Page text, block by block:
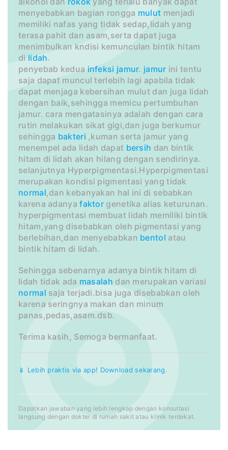
menyebabkan bagian rongga mulut menjadi
memiliki nafas yang tidak sedap,lidah yang
terasa pahit dan asam,serta dapat juga
menimbulkan kndisi kemunculan bintik hitam
di lidah.
penyebab kedua infeksi jamur. jamur ini tentu
saja dapat muncul terlebih lagi apabila tidak
dapat menjaga kebersihan mulut dan juga lidah
dengan baik,sehingga memicu pertumbuhan
jamur. cara mengatasinya adalah dengan cara
rutin melakukan sikat gigi,dan juga berkumur
sehingga bakteri ,kuman serta jamur yang
menempel ada lidah dapat bersih dan bintik
hitam di lidah akan hilang dengan sendirinya.
selanjutnya Hyperpigmentasi.Hyperpigmentasi
merupakan kondisi pigmentasi yang tidak
normal,dan kebanyakan hal ini di sebabkan
karena adanyafaktor genetika alias keturunan.
hyperpigmentasi membuat lidah memiliki bintik
hitam,yang disebabkan oleh pigmentasi yang
berlebihan,dan menyebabkan bentol atau
bintik hitam di lidah.
Sehingga sebenarnya adanya bintik hitam di
lidah tidak ada masalah dan merupakan variasi
normal saja terjadi.bisa juga disebabkan oleh
karena seringnya makan dan minum
panas,pedas,asam.dsb.
Terima kasih, Semoga bermanfaat.
📱 Lebih praktis via app! Download sekarang.
Dapatkan jawaban yang lebih lengkap dengan konsultasi
langsung dengan dokter di rumah sakit atau klinik terdekat.